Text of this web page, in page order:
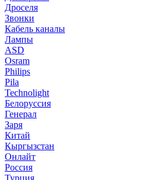
Дроселя
Звонки
Кабель каналы
Лампы
ASD
Osram
Philips
Pila
Technolight
Белоруссия
Генерал
Заря
Китай
Кыргызстан
Онлайт
Россия
Турция